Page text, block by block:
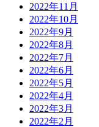
2022年11月
2022年10月
2022年9月
2022年8月
2022年7月
2022年6月
2022年5月
2022年4月
2022年3月
2022年2月